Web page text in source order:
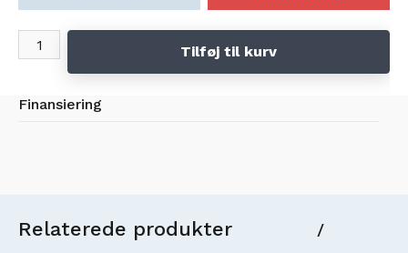
Tilføj til kurv
Finansiering
Relaterede produkter /